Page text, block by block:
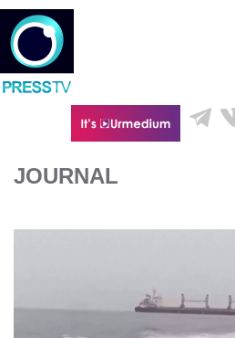
JOURNAL